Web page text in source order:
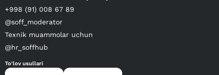
+998 (91) 008 67 89
@soff_moderator
Texnik muammolar uchun
@hr_soffhub
To'lov usullari